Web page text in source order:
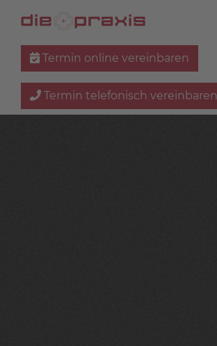
Termin online vereinbaren
Termin telefonisch vereinbaren